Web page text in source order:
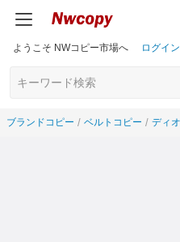
ようこそ NWコピー市場へ ログイン
ブランドコピー ベルトコピー ディ